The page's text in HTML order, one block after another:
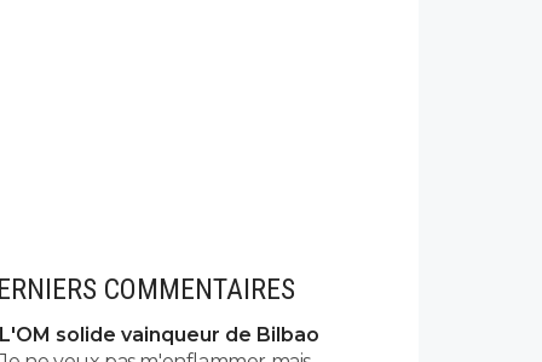
COMMENTAIRES
L'OM solide vainqueur de Bilbao